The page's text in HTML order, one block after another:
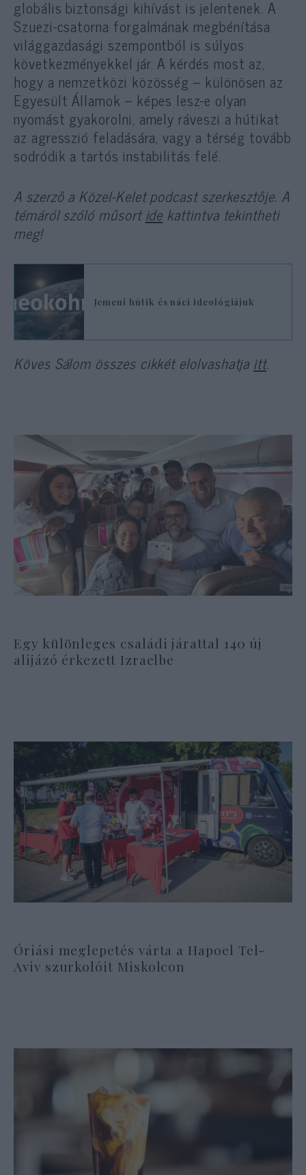
globális biztonsági kihívást is jelentenek. A
Szuezi-csatorna forgalmának megbénítása
világgazdasági szempontból is súlyos
következményekkel jár. A kérdés most az,
hogy a nemzetközi közösség – különösen az
Egyesült Államok – képes lesz-e olyan
nyomást gyakorolni, amely ráveszi a hútikat
az agresszió feladására, vagy a térség tovább
sodródik a tartós instabilitás felé.
A szerző a Közel-Kelet podcast szerkesztője. A
témáról szóló műsortide kattintva tekintheti
meg!
Jemeni hútik és náci ideológiájuk
Köves Sálom összes cikkét elolvashatja itt.
Egy különleges családi járattal 140 új
alijázó érkezett Izraelbe
Óriási meglepetés várta a Hapoel Tel-
Aviv szurkolóit Miskolcon